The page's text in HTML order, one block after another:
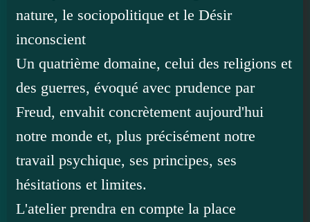
nature, le sociopolitique et le Désir
inconscient
Un quatrième domaine, celui des religions et
des guerres, évoqué avec prudence par
Freud, envahit concrètement aujourd'hui
notre monde et, plus précisément notre
travail psychique, ses principes, ses
hésitations et limites.
L'atelier prendra en compte la place